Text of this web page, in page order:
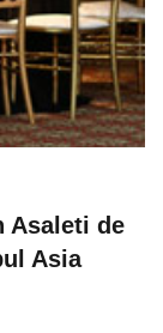
Asaleti de
Asia